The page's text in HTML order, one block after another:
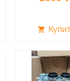
shopping_cart